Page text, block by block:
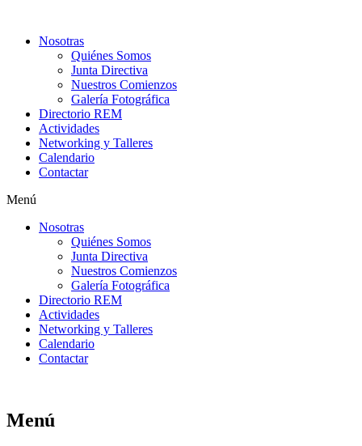
contenidoNosotras
Quiénes Somos
Junta Directiva
Nuestros Comienzos
Galería Fotográfica
Directorio REM
Actividades
Networking y Talleres
Calendario
Contactar
Menú
Nosotras
Quiénes Somos
Junta Directiva
Nuestros Comienzos
Galería Fotográfica
Directorio REM
Actividades
Networking y Talleres
Calendario
Contactar
Menú